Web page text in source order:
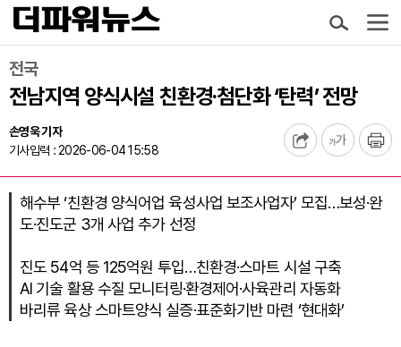
전국
전남지역 양식시설 친환경·첨단화 ‘탄력’ 전망
손영욱 기자
기사입력 : 2026-06-04 15:58
해수부 ‘친환경 양식어업 육성사업 보조사업자’ 모집…보성·완
도·진도군 3개 사업 추가 선정
진도 54억 등 125억원 투입…친환경·스마트 시설 구축
AI 기술 활용 수질 모니터링·환경제어·사육관리 자동화
바리류 육상 스마트양식 실증·표준화기반 마련 ‘현대화’